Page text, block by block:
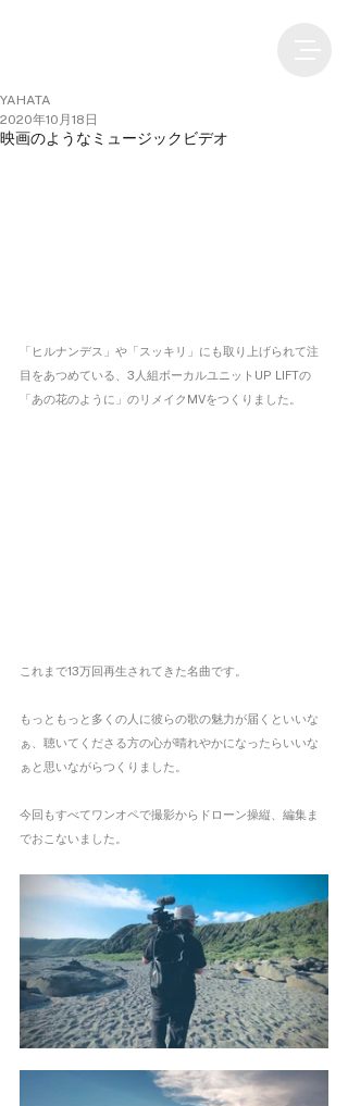
映画のようなミュージックビデオ
YAHATA
2020年10月18日
「ヒルナンデス」や「スッキリ」にも取り上げられて注
目をあつめている、3人組ボーカルユニットUP LIFTの
「あの花のように」のリメイクMVをつくりました。
これまで13万回再生されてきた名曲です。
もっともっと多くの人に彼らの歌の魅力が届くといいな
ぁ、聴いてくださる方の心が晴れやかになったらいいな
ぁと思いながらつくりました。
今回もすべてワンオペで撮影からドローン操縦、編集ま
でおこないました。